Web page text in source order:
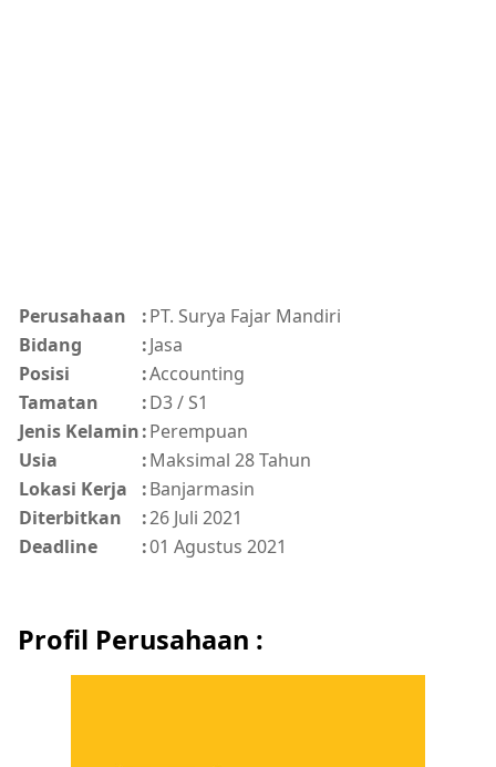
Perusahaan :PT. Surya Fajar Mandiri
Bidang
:Jasa
Posisi
:Accounting
Tamatan
:D3 / S1
Jenis Kelamin:Perempuan
Usia
:Maksimal 28 Tahun
Lokasi Kerja
:Banjarmasin
Diterbitkan
:26 Juli 2021
Deadline
:01 Agustus 2021
Profil Perusahaan :